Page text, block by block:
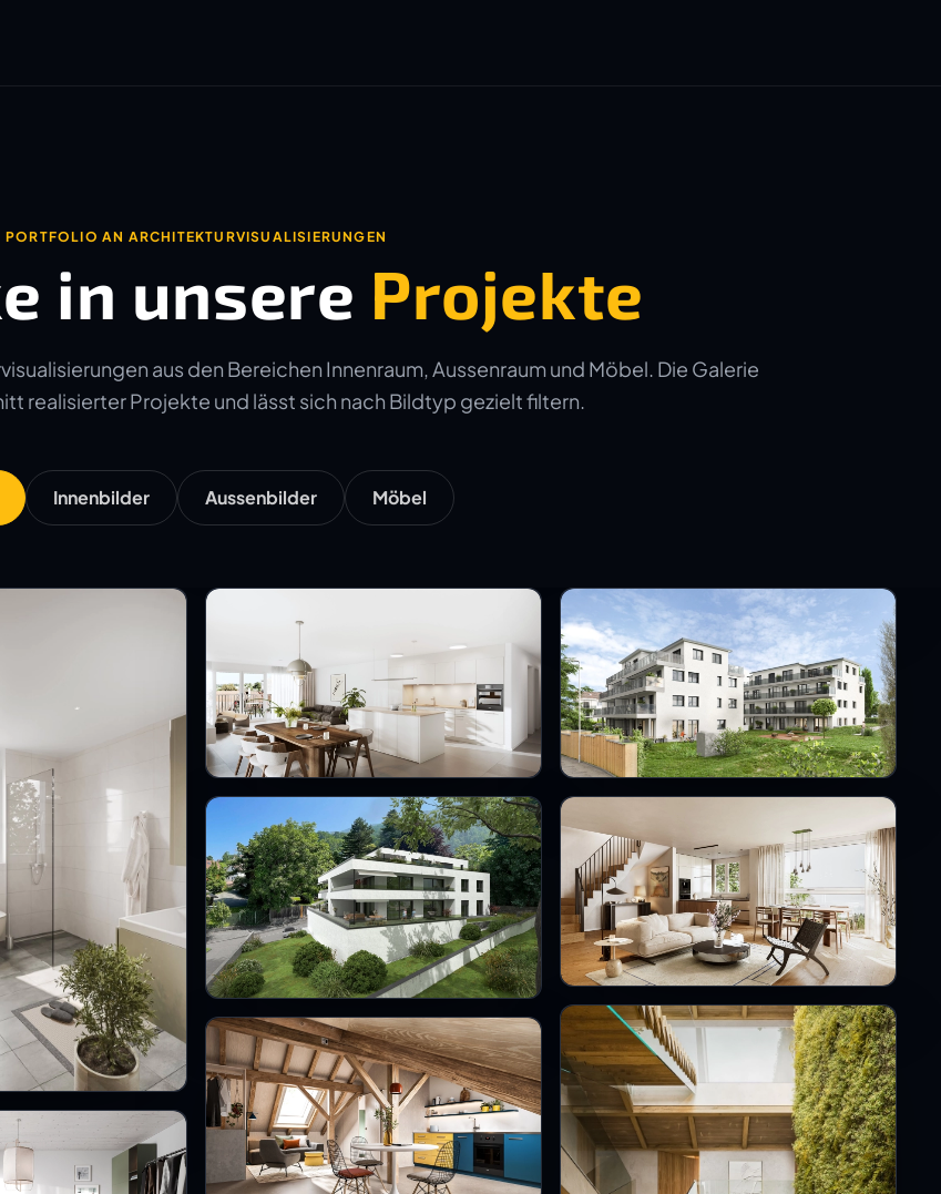
PORTFOLIO AN ARCHITEKTURVISUALISIERUNGEN
in unsere Projekte
aus den Bereichen Innenraum, Aussenraum und Möbel. Die Galerie
realisierter Projekte und lässt sich nach Bildtyp gezielt filtern.
Innenbilder Aussenbilder Möbel